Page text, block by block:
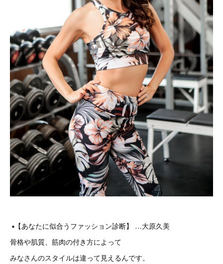
▪️【あなたに似合うファッション診断】 …大原久美
骨格や肌質、筋肉の付き方によって
みなさんのスタイルは違って見えるんです。